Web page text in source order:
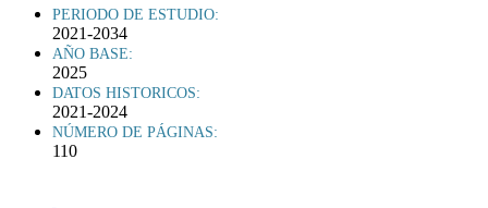
PERIODO DE ESTUDIO:
2021-2034
AÑO BASE:
2025
DATOS HISTORICOS:
2021-2024
NÚMERO DE PÁGINAS:
110